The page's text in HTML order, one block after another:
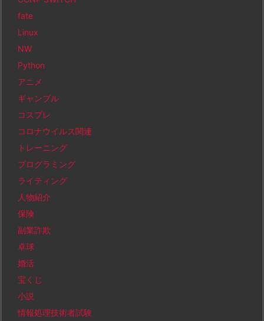
fate
Linux
NW
Python
アニメ
ギャンブル
コスプレ
コロナウイルス関連
トレーニング
プログラミング
ライティング
人物紹介
保険
副業詐欺
卓球
婚活
宝くじ
小説
情報処理技術者試験